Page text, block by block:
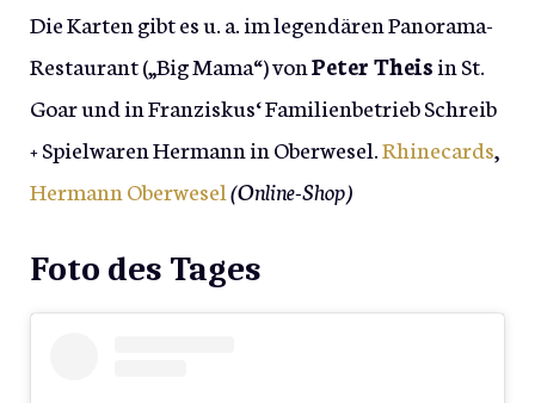
Die Karten gibt es u. a. im legendären Panorama-
Restaurant („Big Mama“) vonPeter Theisin St.
Goar und in Franziskus‘ Familienbetrieb Schreib
+ Spielwaren Hermann in Oberwesel.Rhinecards,
Hermann Oberwesel(Online-Shop)
Foto des Tages